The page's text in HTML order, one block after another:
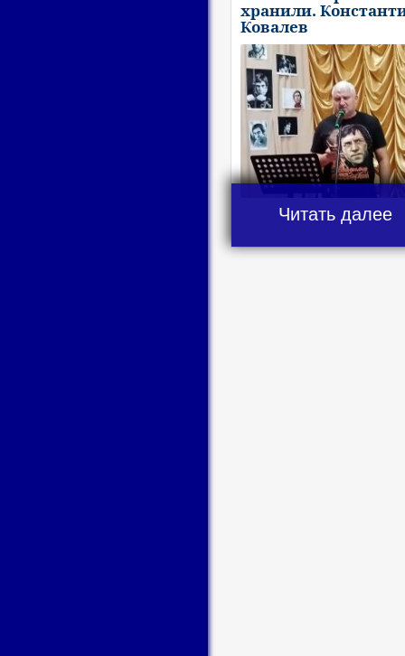
хранили.
Ковалев
Читать далее